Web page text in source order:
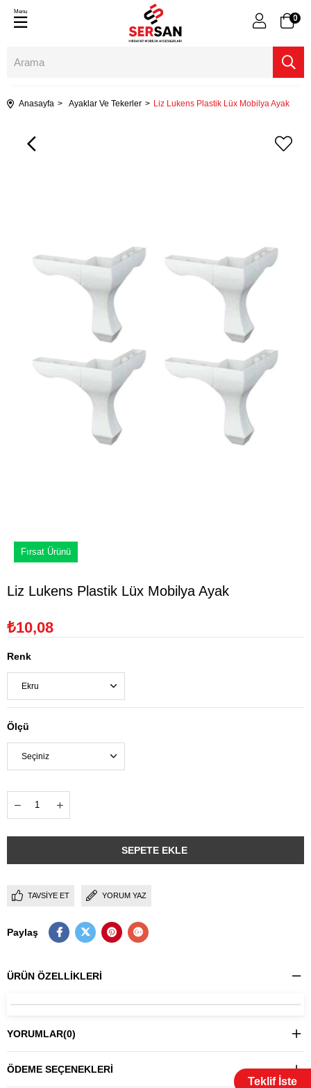
Teklif İste
0
Menu
Anasayfa Ayaklar Ve Tekerler Liz Lukens Plastik Lüx Mobilya Ayak
Fırsat Ürünü
Liz Lukens Plastik Lüx Mobilya Ayak
₺10,08
Renk
Ölçü
TAVSIYE ET YORUM YAZ
Paylaş
ÜRÜN ÖZELLIKLERI
YORUMLAR(0)
ÖDEME SEÇENEKLERI